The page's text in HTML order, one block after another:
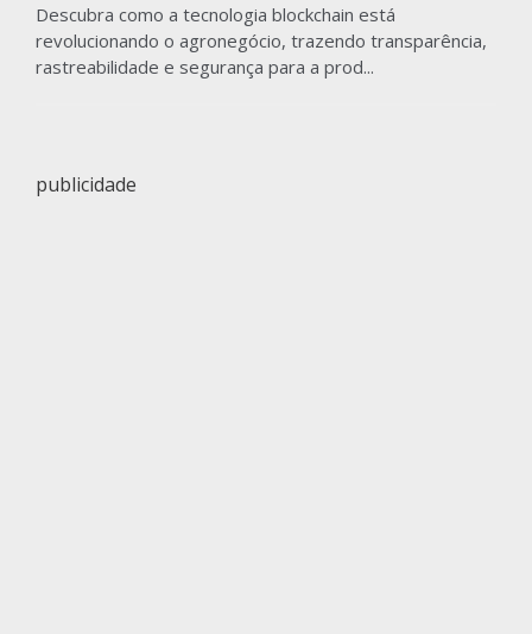
Descubra como a tecnologia blockchain está
revolucionando o agronegócio, trazendo transparência,
rastreabilidade e segurança para a prod...
publicidade